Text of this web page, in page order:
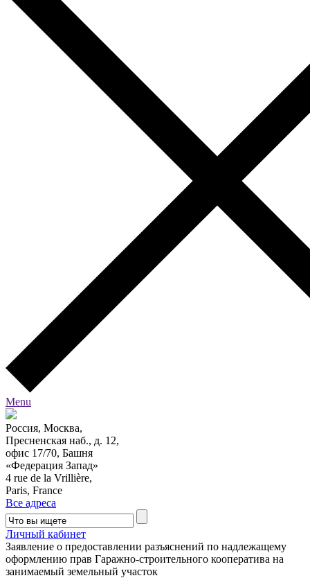
Menu
Россия, Москва,
Пресненская наб., д. 12,
офис 17/70, Башня
«Федерация Запад»
4 rue de la Vrillière,
Paris, France
Все адреса
Личный кабинет
Заявление о предоставлении разъяснений по надлежащему
оформлению прав Гаражно-строительного кооператива на
занимаемый земельный участок